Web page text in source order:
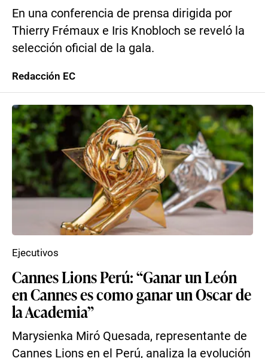
En una conferencia de prensa dirigida por
Thierry Frémaux e Iris Knobloch se reveló la
selección oficial de la gala.
Redacción EC
Cannes Lions Perú: “Ganar un León
en Cannes es como ganar un Oscar de
la Academia”
Marysienka Miró Quesada, representante de
Cannes Lions en el Perú, analiza la evolución
Ejecutivos